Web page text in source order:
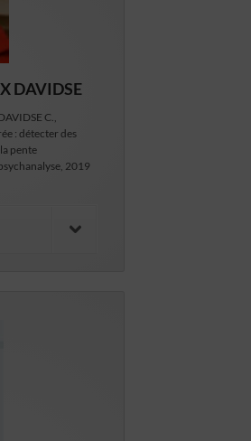
DAVIDSE
C.,
: détecter des
pente
2019